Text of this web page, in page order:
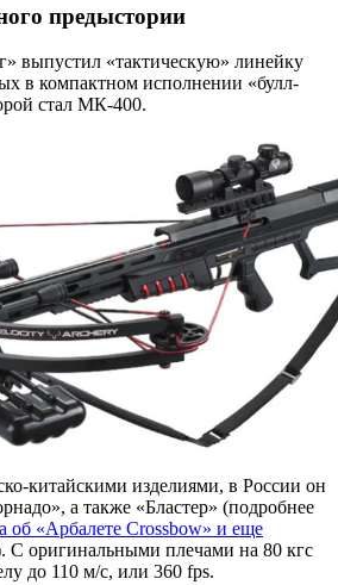
предыстории
выпустил «тактическую» линейку
в компактном исполнении «булл-
стал МК-400.
китайскими изделиями, в России он
а также «Бластер» (подробнее
об «Арбалете Crossbow» и еще
С оригинальными плечами на 80 кгс
до 110 м/с, или 360 fps.